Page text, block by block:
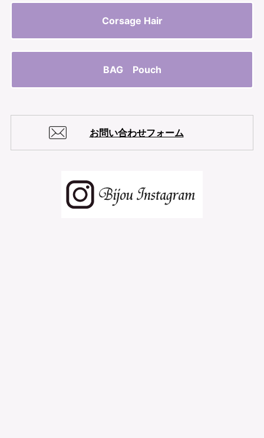
Corsage Hair
BAG Pouch
お問い合わせフォーム